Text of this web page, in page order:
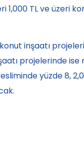
TL ve üzeri
inşaatı
projelerinde
yüzde 8,